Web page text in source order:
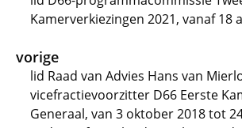
Kamerverkiezingen 2021, vanaf 18
vorige
lid Raad van Advies Hans van
vicefractievoorzitter D66 Eerste
Generaal, van 3 oktober 2018 tot